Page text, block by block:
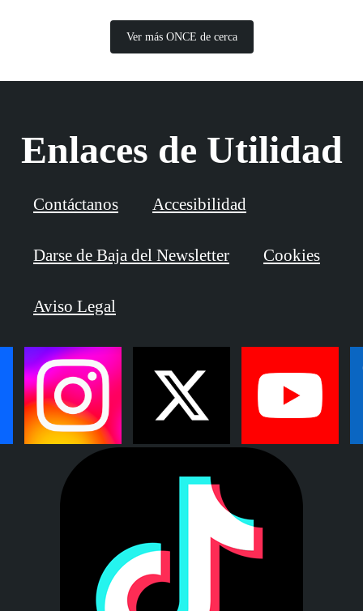
Ver más ONCE de cerca
Enlaces de Utilidad
Contáctanos Accesibilidad
Darse de Baja del Newsletter Cookies
Aviso Legal